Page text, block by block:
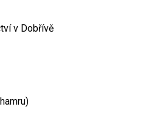
v Dobřívě